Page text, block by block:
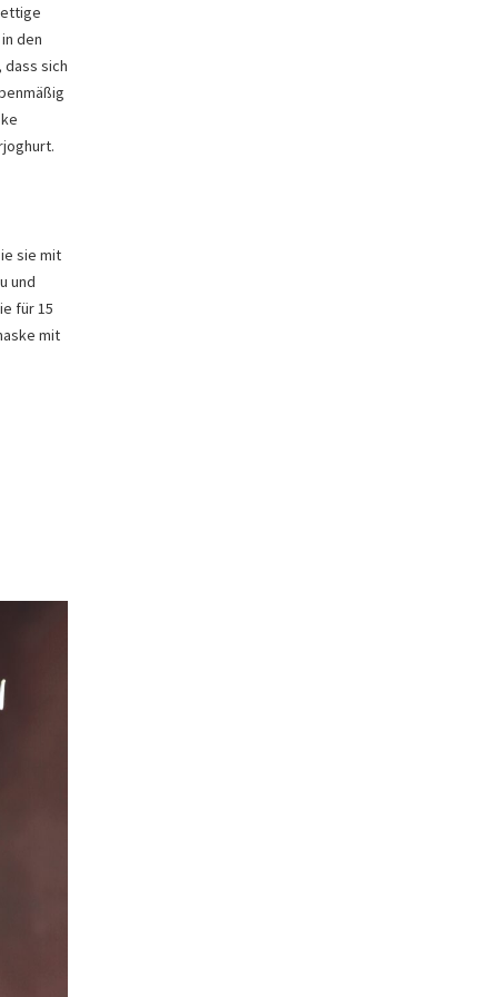
den
dass sich
sie mit
und
für 15
mit